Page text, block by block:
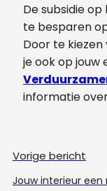
De subsidie
te besparen
Door te
je ook op jouw
informatie
Vorige bericht
Jouw interieur een